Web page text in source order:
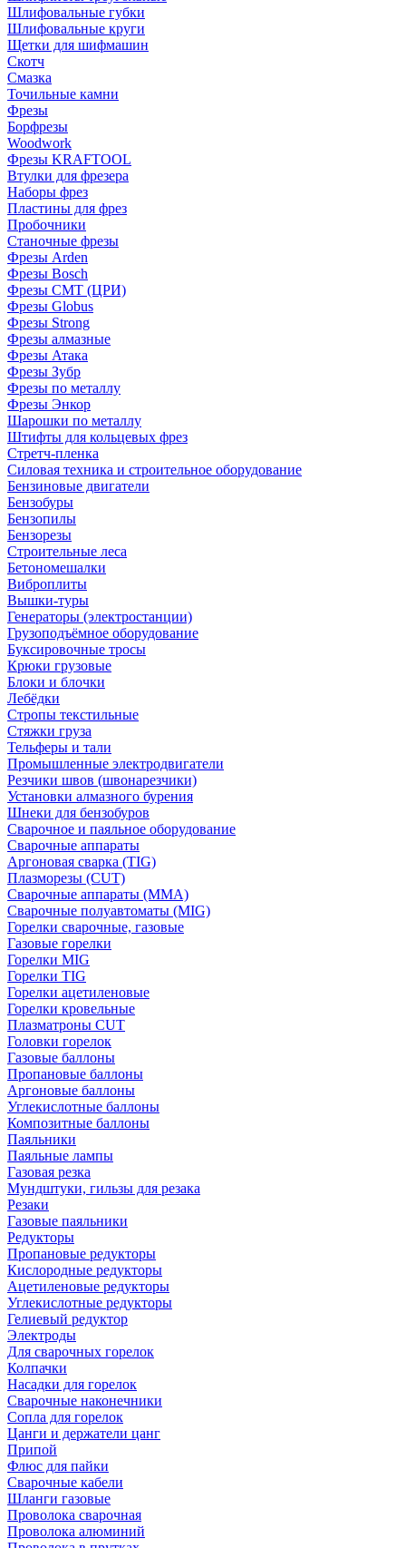
Шлифовальные губки
Шлифовальные круги
Щетки для шифмашин
Скотч
Смазка
Точильные камни
Фрезы
Борфрезы
Woodwork
Фрезы KRAFTOOL
Втулки для фрезера
Наборы фрез
Пластины для фрез
Пробочники
Станочные фрезы
Фрезы Arden
Фрезы Bosch
Фрезы CMT (ЦРИ)
Фрезы Globus
Фрезы Strong
Фрезы алмазные
Фрезы Атака
Фрезы Зубр
Фрезы по металлу
Фрезы Энкор
Шарошки по металлу
Штифты для кольцевых фрез
Стретч-пленка
Силовая техника и строительное оборудование
Бензиновые двигатели
Бензобуры
Бензопилы
Бензорезы
Строительные леса
Бетономешалки
Виброплиты
Вышки-туры
Генераторы (электростанции)
Грузоподъёмное оборудование
Буксировочные тросы
Крюки грузовые
Блоки и блочки
Лебёдки
Стропы текстильные
Стяжки груза
Тельферы и тали
Промышленные электродвигатели
Резчики швов (швонарезчики)
Установки алмазного бурения
Шнеки для бензобуров
Сварочное и паяльное оборудование
Сварочные аппараты
Аргоновая сварка (TIG)
Плазморезы (CUT)
Сварочные аппараты (MMA)
Сварочные полуавтоматы (MIG)
Горелки сварочные, газовые
Газовые горелки
Горелки MIG
Горелки TIG
Горелки ацетиленовые
Горелки кровельные
Плазматроны CUT
Головки горелок
Газовые баллоны
Пропановые баллоны
Аргоновые баллоны
Углекислотные баллоны
Композитные баллоны
Паяльники
Паяльные лампы
Газовая резка
Мундштуки, гильзы для резака
Резаки
Газовые паяльники
Редукторы
Пропановые редукторы
Кислородные редукторы
Ацетиленовые редукторы
Углекислотные редукторы
Гелиевый редуктор
Электроды
Для сварочных горелок
Колпачки
Насадки для горелок
Сварочные наконечники
Сопла для горелок
Цанги и держатели цанг
Припой
Флюс для пайки
Сварочные кабели
Шланги газовые
Проволока сварочная
Проволока алюминий